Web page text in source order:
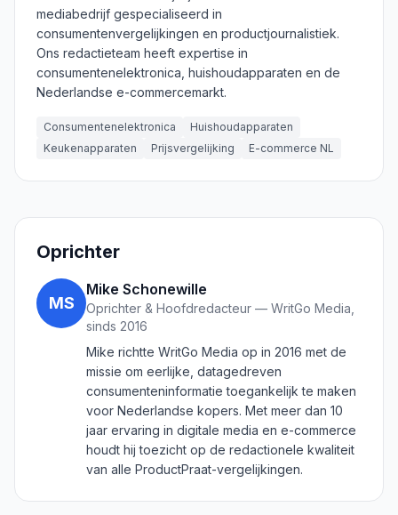
mediabedrijf gespecialiseerd in
consumentenvergelijkingen en productjournalistiek.
Ons redactieteam heeft expertise in
consumentenelektronica, huishoudapparaten en de
Nederlandse e-commercemarkt.
Consumentenelektronica
Huishoudapparaten
Keukenapparaten
Prijsvergelijking E-commerce NL
Oprichter
MS
Mike Schonewille
Oprichter & Hoofdredacteur — WritGo Media,
sinds 2016
Mike richtte WritGo Media op in 2016 met de
missie om eerlijke, datagedreven
consumenteninformatie toegankelijk te maken
voor Nederlandse kopers. Met meer dan 10
jaar ervaring in digitale media en e-commerce
houdt hij toezicht op de redactionele kwaliteit
van alle ProductPraat-vergelijkingen.